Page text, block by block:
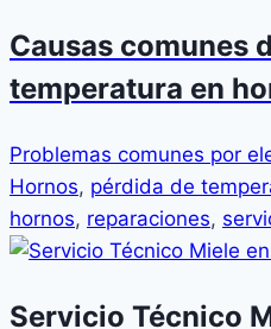
Causas comunes
temperatura en
Problemas comunes por
Hornos, pérdida de
hornos, reparaciones,
Servicio Técnico